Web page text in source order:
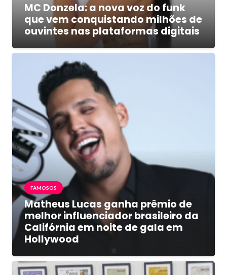
MC Donzela: a nova voz do funk
que vem conquistando milhões de
ouvintes nas plataformas digitais
FAMOSOS
Matheus Lucas ganha prêmio de
melhor influenciador brasileiro da
Califórnia em noite de gala em
Hollywood